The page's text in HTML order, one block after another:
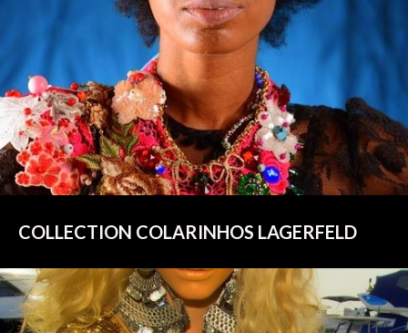
COLLECTION COLARINHOS LAGERFELD